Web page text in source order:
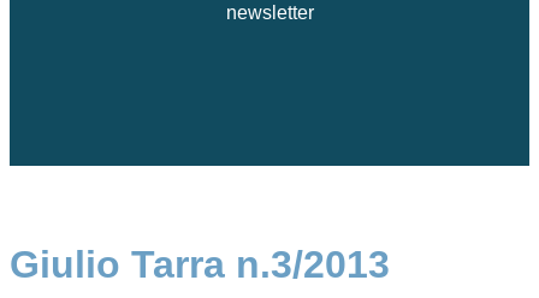
newsletter
Giulio Tarra n.3/2013